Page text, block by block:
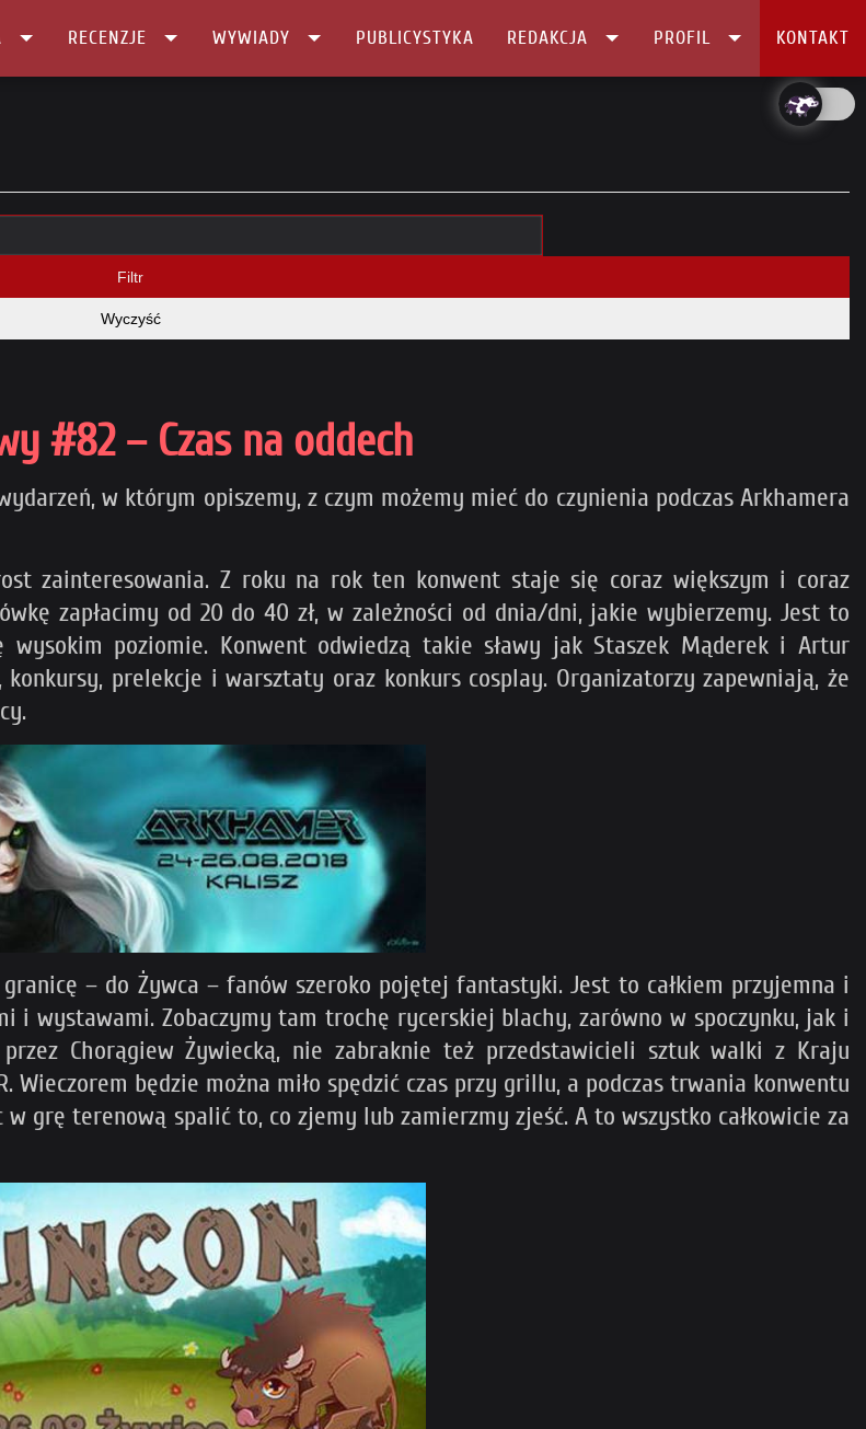
RECENZJE WYWIADY PUBLICYSTYKA REDAKCJA PROFIL KONTAKT
Filtr
Wyczyść
#82 – Czas na oddech
w którym opiszemy, z czym możemy mieć do czynienia podczas Arkhamera
zainteresowania. Z roku na rok ten konwent staje się coraz większym i coraz
zapłacimy od 20 do 40 zł, w zależności od dnia/dni, jakie wybierzemy. Jest to
poziomie. Konwent odwiedzą takie sławy jak Staszek Mąderek i Artur
prelekcje i warsztaty oraz konkurs cosplay. Organizatorzy zapewniają, że
– do Żywca – fanów szeroko pojętej fantastyki. Jest to całkiem przyjemna i
i wystawami. Zobaczymy tam trochę rycerskiej blachy, zarówno w spoczynku, jak i
Chorągiew Żywiecką, nie zabraknie też przedstawicieli sztuk walki z Kraju
będzie można miło spędzić czas przy grillu, a podczas trwania konwentu
grę terenową spalić to, co zjemy lub zamierzmy zjeść. A to wszystko całkowicie za